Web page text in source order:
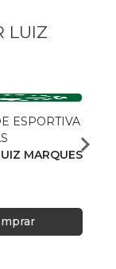
LUIZ
ESPORTIVA
MARQUES